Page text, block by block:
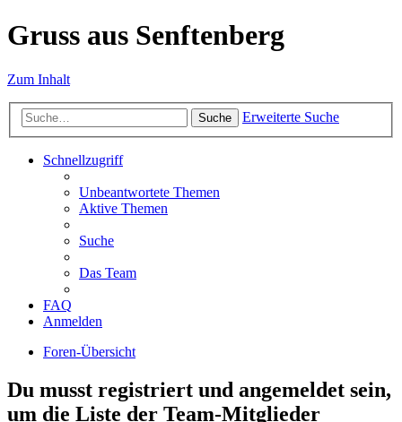
Gruss aus Senftenberg
Zum Inhalt
Suche Erweiterte Suche
Schnellzugriff
Unbeantwortete Themen
Aktive Themen
Suche
Das Team
FAQ
Anmelden
Foren-Übersicht
Du musst registriert und angemeldet sein,
um die Liste der Team-Mitglieder